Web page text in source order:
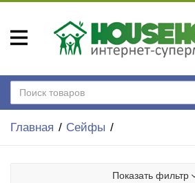
Главная Сейфы
Показать фильтр